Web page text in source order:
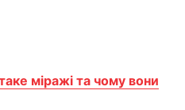
міражі та чому вони